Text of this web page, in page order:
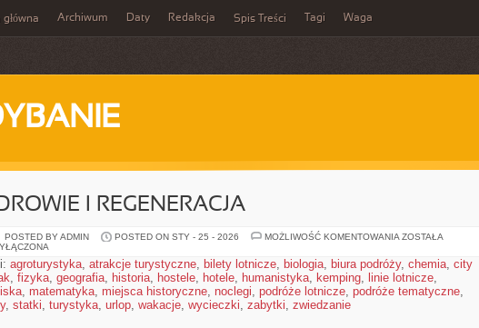
Archiwum Daty Redakcja Spis Treści Tagi Waga
I REGENERACJA
POSTED BY ADMIN POSTED ON STY - 25 - 2026 MOŻLIWOŚĆ KOMENTOWANIA ZDROWIE
ZOSTAŁA
agroturystyka, atrakcje turystyczne, bilety lotnicze, biologia, biura podróży, chemia, city
, fizyka, geografia, historia, hostele, hotele, humanistyka, kemping, linie lotnicze,
, matematyka, miejsca historyczne, noclegi, podróże lotnicze, podróże tematyczne,
, statki, turystyka, urlop, wakacje, wycieczki, zabytki, zwiedzanie